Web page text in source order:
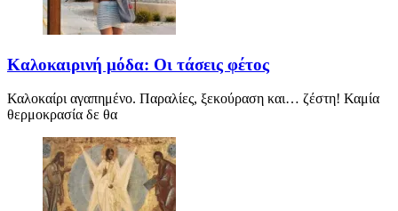
Καλοκαιρινή μόδα: Οι τάσεις φέτος
Καλοκαίρι αγαπημένο. Παραλίες, ξεκούραση και… ζέστη! Καμία
θερμοκρασία δε θα